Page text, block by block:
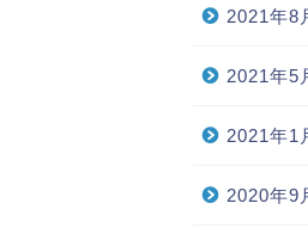
2021年8
2021年5
2021年1
2020年9